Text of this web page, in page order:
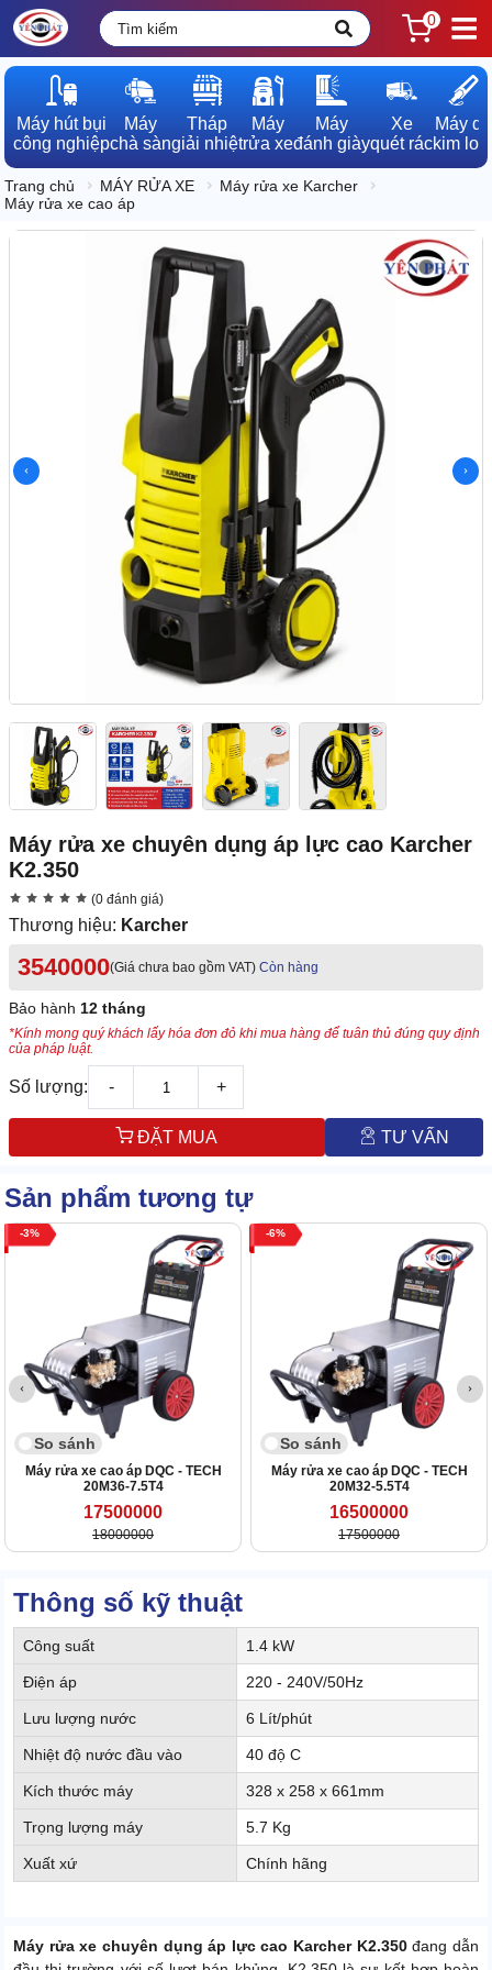
0
Máy hút bụi
công nghiệp
Máy
chà sàn
Tháp
giải nhiệt
Máy
rửa xe
Máy
đánh giày
Xe
quét rác
Máy dò
kim loại
Trang chủ MÁY RỬA XE
Máy rửa xe Karcher
Máy rửa xe cao áp
Máy rửa xe chuyên dụng áp lực cao Karcher
K2.350
(0 đánh giá)
Thương hiệu: Karcher
3540000(Giá chưa bao gồm VAT) Còn hàng
Bảo hành 12 tháng
*Kính mong quý khách lấy hóa đơn đỏ khi mua hàng để tuân thủ đúng quy định
của pháp luật.
Số lượng: - +
ĐẶT MUA TƯ VẤN
Sản phẩm tương tự
3
So sánh
Máy rửa xe cao áp DQC - TECH
20M36-7.5T4
17500000
18000000
6
So sánh
Máy rửa xe cao áp DQC - TECH
20M32-5.5T4
16500000
17500000
Thông số kỹ thuật
Công suất 1.4 kW
Điện áp 220 - 240V/50Hz
Lưu lượng nước 6 Lít/phút
Nhiệt độ nước đầu vào 40 độ C
Kích thước máy 328 x 258 x 661mm
Trọng lượng máy 5.7 Kg
Xuất xứ Chính hãng
Máy rửa xe chuyên dụng áp lực cao Karcher K2.350đang dẫn